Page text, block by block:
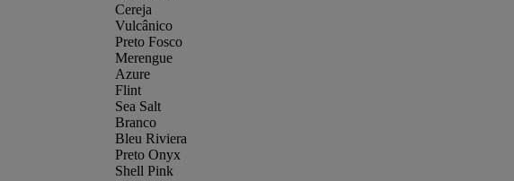
Cereja
Vulcânico
Preto Fosco
Merengue
Azure
Flint
Sea Salt
Branco
Bleu Riviera
Preto Onyx
Shell Pink